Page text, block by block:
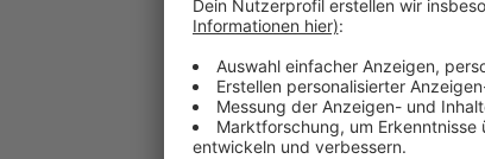
"Ein neuer
mit Kollegen
Songs so
dem Song